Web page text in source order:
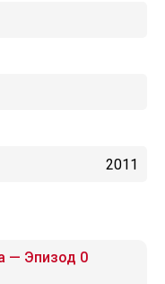
2011
— Эпизод 0